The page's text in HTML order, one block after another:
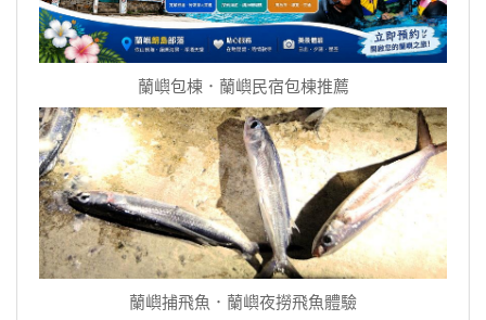
蘭嶼包棟．蘭嶼民宿包棟推薦
蘭嶼捕飛魚．蘭嶼夜撈飛魚體驗